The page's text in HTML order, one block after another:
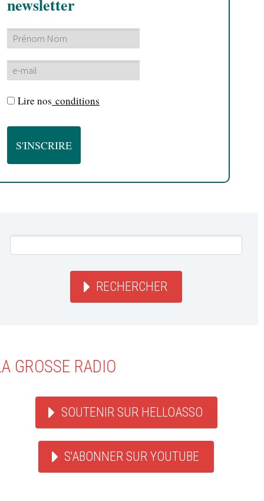
newsletter
Lire nos conditions
RECHERCHER
GROSSE RADIO
SOUTENIR SUR HELLOASSO
S'ABONNER SUR YOUTUBE